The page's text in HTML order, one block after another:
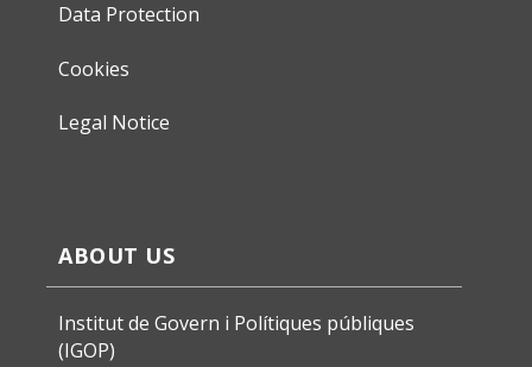
Data Protection
Cookies
Legal Notice
ABOUT US
Institut de Govern i Polítiques públiques
(IGOP)